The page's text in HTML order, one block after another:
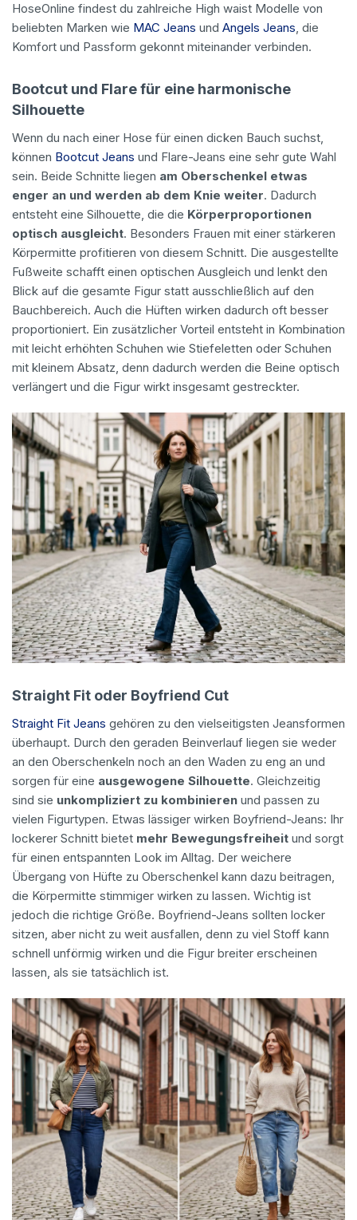
HoseOnline findest du zahlreiche High waist Modelle von
beliebten Marken wie MAC Jeans und Angels Jeans, die
Komfort und Passform gekonnt miteinander verbinden.
Bootcut und Flare für eine harmonische
Silhouette
Wenn du nach einer Hose für einen dicken Bauch suchst,
können Bootcut Jeans und Flare-Jeans eine sehr gute Wahl
sein. Beide Schnitte liegen am Oberschenkel etwas
enger an und werden ab dem Knie weiter. Dadurch
entsteht eine Silhouette, die die Körperproportionen
optisch ausgleicht. Besonders Frauen mit einer stärkeren
Körpermitte profitieren von diesem Schnitt. Die ausgestellte
Fußweite schafft einen optischen Ausgleich und lenkt den
Blick auf die gesamte Figur statt ausschließlich auf den
Bauchbereich. Auch die Hüften wirken dadurch oft besser
proportioniert. Ein zusätzlicher Vorteil entsteht in Kombination
mit leicht erhöhten Schuhen wie Stiefeletten oder Schuhen
mit kleinem Absatz, denn dadurch werden die Beine optisch
verlängert und die Figur wirkt insgesamt gestreckter.
Straight Fit oder Boyfriend Cut
Straight Fit Jeans gehören zu den vielseitigsten Jeansformen
überhaupt. Durch den geraden Beinverlauf liegen sie weder
an den Oberschenkeln noch an den Waden zu eng an und
sorgen für eine ausgewogene Silhouette. Gleichzeitig
sind sie unkompliziert zu kombinieren und passen zu
vielen Figurtypen. Etwas lässiger wirken Boyfriend-Jeans: Ihr
lockerer Schnitt bietet mehr Bewegungsfreiheit und sorgt
für einen entspannten Look im Alltag. Der weichere
Übergang von Hüfte zu Oberschenkel kann dazu beitragen,
die Körpermitte stimmiger wirken zu lassen. Wichtig ist
jedoch die richtige Größe. Boyfriend-Jeans sollten locker
sitzen, aber nicht zu weit ausfallen, denn zu viel Stoff kann
schnell unförmig wirken und die Figur breiter erscheinen
lassen, als sie tatsächlich ist.